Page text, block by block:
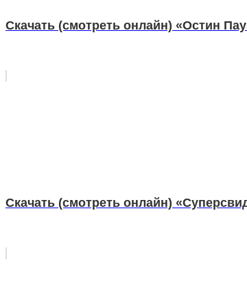
Скачать (смотреть онлайн) «Остин
Скачать (смотреть онлайн)